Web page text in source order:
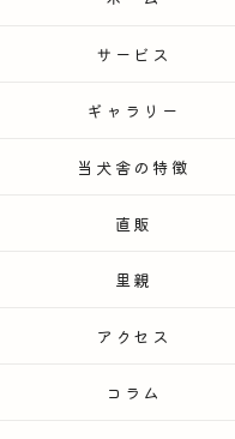
サービス
ギャラリー
当犬舎の特徴
直販
里親
アクセス
コラム